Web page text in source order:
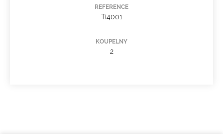
REFERENCE
Ti4001
KOUPELNY
2